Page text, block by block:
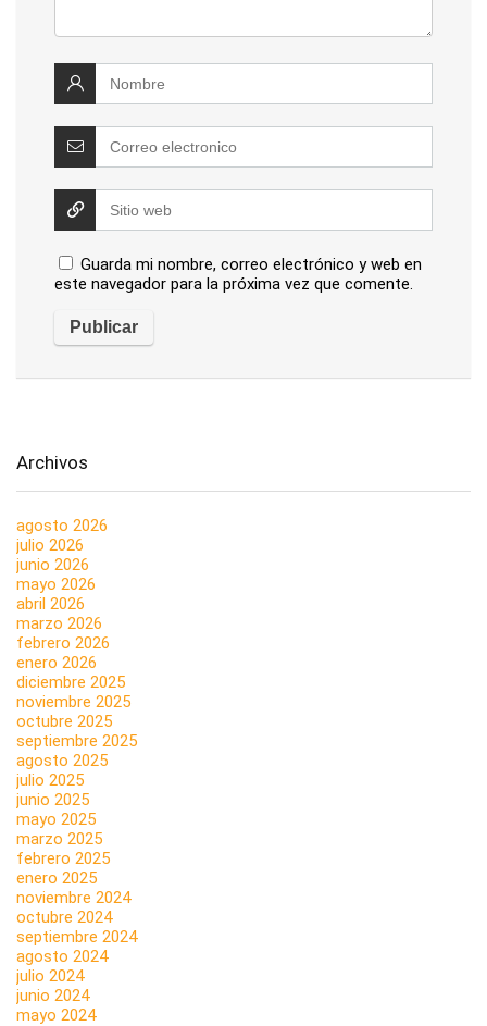
Guarda mi nombre, correo electrónico y web en
este navegador para la próxima vez que comente.
Archivos
agosto 2026
julio 2026
junio 2026
mayo 2026
abril 2026
marzo 2026
febrero 2026
enero 2026
diciembre 2025
noviembre 2025
octubre 2025
septiembre 2025
agosto 2025
julio 2025
junio 2025
mayo 2025
marzo 2025
febrero 2025
enero 2025
noviembre 2024
octubre 2024
septiembre 2024
agosto 2024
julio 2024
junio 2024
mayo 2024